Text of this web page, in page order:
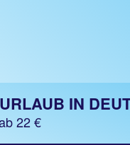
IN
22 €